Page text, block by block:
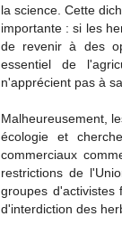
la science. Cette
importante : si les
de revenir à des
essentiel de
n'apprécient pas à
Malheureusement,
écologie et
commerciaux
restrictions de
groupes d'activistes
d'interdiction des